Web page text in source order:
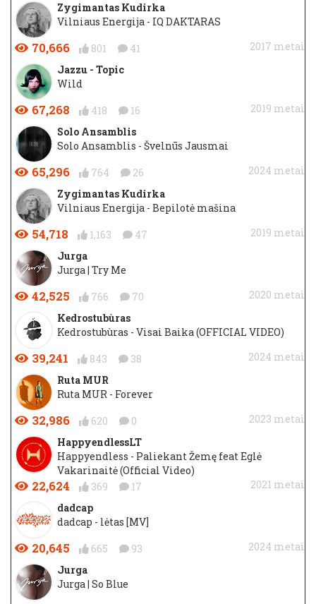
Zygimantas Kudirka
Vilniaus Energija - IQ DAKTARAS
70,666 801 41
2017 metai
Jazzu - Topic
Wild
67,268 418 16
2019 metai
Solo Ansamblis
Solo Ansamblis - Švelnūs Jausmai
65,296 764 26
2024 metai
Zygimantas Kudirka
Vilniaus Energija - Bepilotė mašina
54,718 1,163 47
2019 metai
Jurga
Jurga | Try Me
42,525 766 70
2020 metai
Kedrostubùras
Kedrostubùras - Visai Baika (OFFICIAL VIDEO)
39,241 843 38
2024 metai
Ruta MUR
Ruta MUR - Forever
32,986 620 0
2023 metai
HappyendlessLT
Happyendless - Paliekant Žemę feat Eglė
Vakarinaitė (Official Video)
22,624 369 17
2021 metai
dadcap
dadcap - lėtas [MV]
20,645 665 93
2024 metai
Jurga
Jurga | So Blue